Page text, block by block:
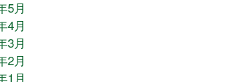
5月
4月
3月
2月
1月